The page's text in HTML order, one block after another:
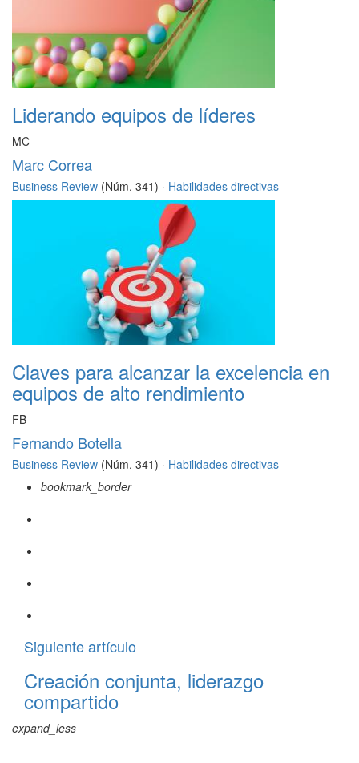
Liderando equipos de líderes
MC
Marc Correa
Business Review (Núm. 341) · Habilidades directivas
Claves para alcanzar la excelencia en
equipos de alto rendimiento
FB
Fernando Botella
Business Review (Núm. 341) · Habilidades directivas
bookmark_border
Siguiente artículo
Creación conjunta, liderazgo
compartido
expand_less